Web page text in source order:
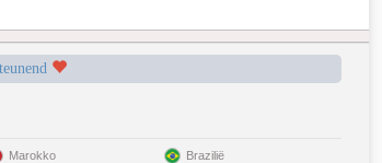
Marokko Brazilië